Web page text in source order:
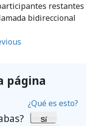
restantes
bidireccional
página
¿Qué es esto?
Sí